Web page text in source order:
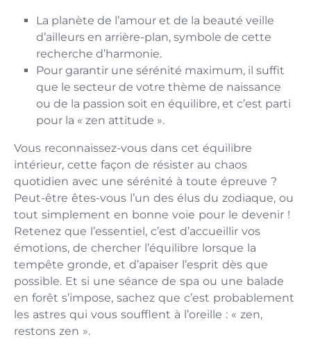
La planète de l’amour et de la beauté veille
d’ailleurs en arrière-plan, symbole de cette
recherche d’harmonie.
Pour garantir une sérénité maximum, il suffit
que le secteur de votre thème de naissance
ou de la passion soit en équilibre, et c’est parti
pour la « zen attitude ».
Vous reconnaissez-vous dans cet équilibre
intérieur, cette façon de résister au chaos
quotidien avec une sérénité à toute épreuve ?
Peut-être êtes-vous l’un des élus du zodiaque, ou
tout simplement en bonne voie pour le devenir !
Retenez que l’essentiel, c’est d’accueillir vos
émotions, de chercher l’équilibre lorsque la
tempête gronde, et d’apaiser l’esprit dès que
possible. Et si une séance de spa ou une balade
en forêt s’impose, sachez que c’est probablement
les astres qui vous soufflent à l’oreille : « zen,
restons zen ».